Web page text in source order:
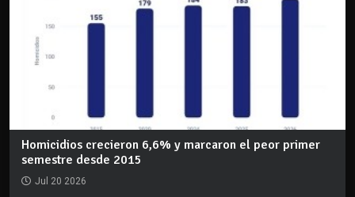
Homicidios crecieron 6,6% y marcaron el peor primer
semestre desde 2015
Jul 20 2026